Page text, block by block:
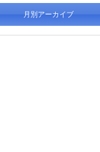
月別アーカイブ